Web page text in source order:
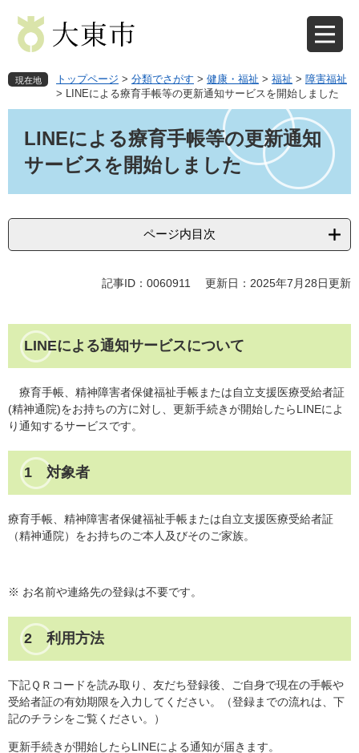
先
で
を
ば
へ
現在地 トップページ > 分類でさがす > 健康・福祉 > 福祉 > 障害福祉
> LINEによる療育手帳等の更新通知サービスを開始しました
LINEによる療育手帳等の更新通知
サービスを開始しました
ページ内目次
記事ID：0060911 更新日：2025年7月28日更新
LINEによる通知サービスについて
療育手帳、精神障害者保健福祉手帳または自立支援医療受給者証
(精神通院)をお持ちの方に対し、更新手続きが開始したらLINEによ
り通知するサービスです。
1 対象者
療育手帳、精神障害者保健福祉手帳または自立支援医療受給者証
（精神通院）をお持ちのご本人及びそのご家族。
※ お名前や連絡先の登録は不要です。
2 利用方法
下記ＱＲコードを読み取り、友だち登録後、ご自身で現在の手帳や
受給者証の有効期限を入力してください。（登録までの流れは、下
記のチラシをご覧ください。）
更新手続きが開始したらLINEによる通知が届きます。